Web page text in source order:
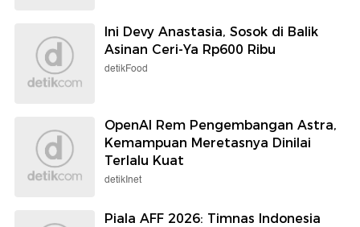
Ini Devy Anastasia, Sosok di Balik
Asinan Ceri-Ya Rp600 Ribu
detikFood
OpenAI Rem Pengembangan Astra,
Kemampuan Meretasnya Dinilai
Terlalu Kuat
detikInet
Piala AFF 2026: Timnas Indonesia